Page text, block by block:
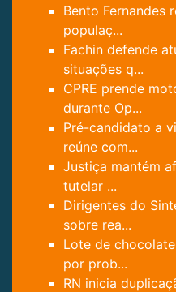
Bento Fernandes
populaç...
Fachin defende
situações q...
CPRE prende
durante Op...
Pré-candidato a
reúne com...
Justiça mantém
tutelar ...
Dirigentes do
sobre rea...
Lote de
por prob...
RN inicia